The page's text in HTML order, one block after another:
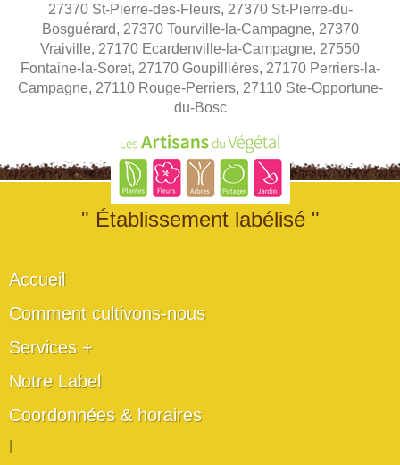
27370 St-Pierre-des-Fleurs, 27370 St-Pierre-du-
Bosguérard, 27370 Tourville-la-Campagne, 27370
Vraiville, 27170 Ecardenville-la-Campagne, 27550
Fontaine-la-Soret, 27170 Goupillières, 27170 Perriers-la-
Campagne, 27110 Rouge-Perriers, 27110 Ste-Opportune-
du-Bosc
" Établissement labélisé "
Accueil
Comment cultivons-nous
Services +
Notre Label
Coordonnées & horaires